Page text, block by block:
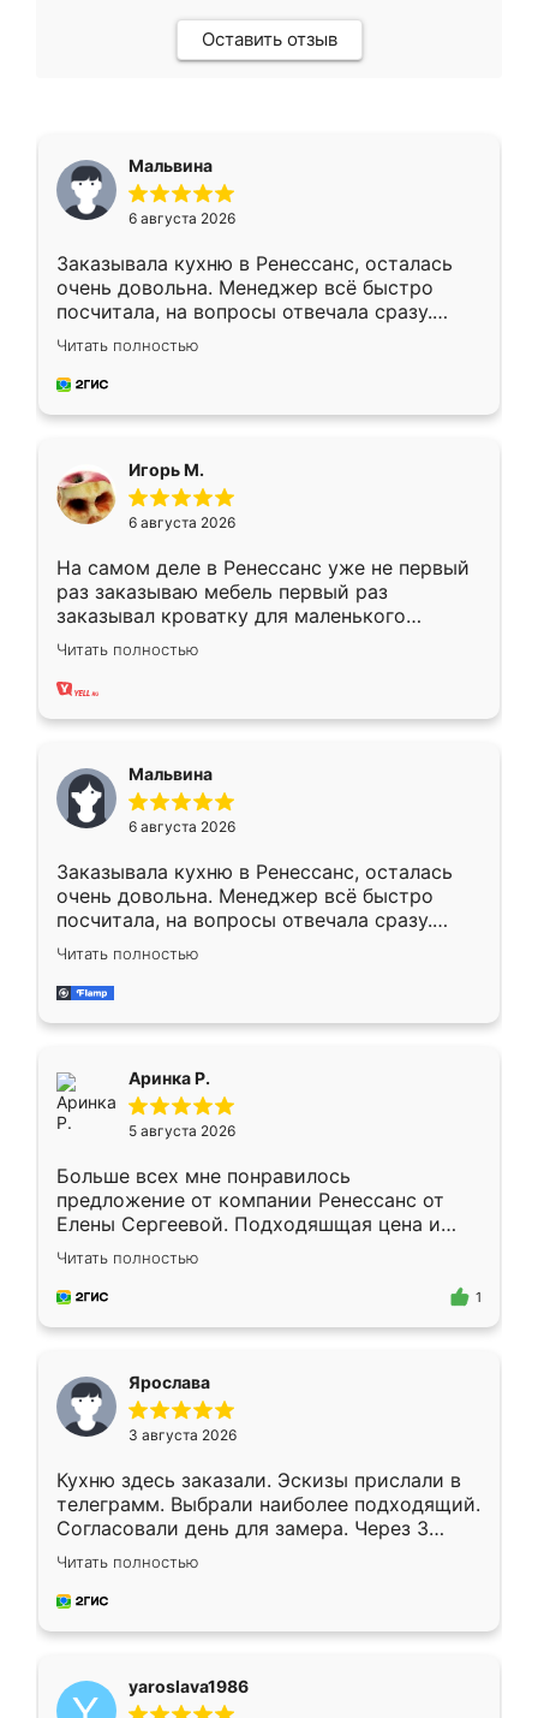
Оставить отзыв
Мальвина
6 августа 2026
Заказывала кухню в Ренессанс, осталась
очень довольна. Менеджер всё быстро
посчитала, на вопросы отвечала сразу.
Замерщик приехал в субботу, подошёл к
делу со всей ответственностью. Собрали
за день, ребята работали аккуратно, даже
Читать полностью
Игорь М.
6 августа 2026
На самом деле в Ренессанс уже не первый
раз заказываю мебель первый раз
заказывал кроватку для маленького
ребёнка при его рождении ,во второй раз
заказал шкаф-купе. По качеству очень
хорошее сборка достаточно быстрая,
меньше, здесь же он более разнообразный.
Мне нравится ,если что-то потребуется из
мебели буду заказывать только здесь.
Читать полностью
Мальвина
6 августа 2026
Заказывала кухню в Ренессанс, осталась
очень довольна. Менеджер всё быстро
посчитала, на вопросы отвечала сразу.
Замерщик приехал в субботу, подошёл к
делу со всей ответственностью. Собрали
за день, ребята работали аккуратно, даже
Читать полностью
Аринка Р.
5 августа 2026
Больше всех мне понравилось
предложение от компании Ренессанс от
Елены Сергеевой. Подходяшщая цена и
короткие сроки изготовления. Приехавший
для замера сотрудник Владислав
предложил по моему эскизу самый
Читать полностью
1
Ярослава
3 августа 2026
Кухню здесь заказали. Эскизы прислали в
телеграмм. Выбрали наиболее подходящий.
Согласовали день для замера. Через 3
недели кухня была уже готова. Остались
довольны работой. Спасибо Ренессанс
мебель за качественную работу!
Читать полностью
yaroslava1986